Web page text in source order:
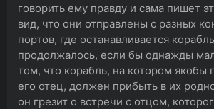
говорить ему правду и сама пишет
вид, что они отправлены с разных
портов, где останавливается
продолжалось, если бы однажды
том, что корабль, на котором якобы
его отец, должен прибыть в их
он грезит о встречи с отцом,